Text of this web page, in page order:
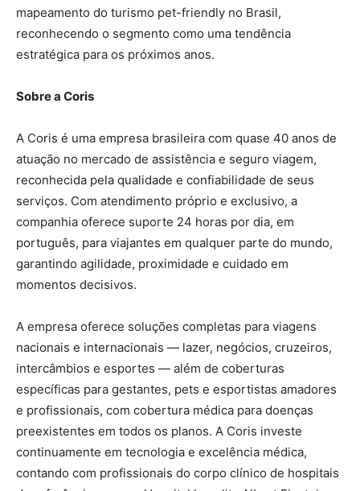
mapeamento do turismo pet-friendly no Brasil,
reconhecendo o segmento como uma tendência
estratégica para os próximos anos.
Sobre a Coris
A Coris é uma empresa brasileira com quase 40 anos de
atuação no mercado de assistência e seguro viagem,
reconhecida pela qualidade e confiabilidade de seus
serviços. Com atendimento próprio e exclusivo, a
companhia oferece suporte 24 horas por dia, em
português, para viajantes em qualquer parte do mundo,
garantindo agilidade, proximidade e cuidado em
momentos decisivos.
A empresa oferece soluções completas para viagens
nacionais e internacionais — lazer, negócios, cruzeiros,
intercâmbios e esportes — além de coberturas
específicas para gestantes, pets e esportistas amadores
e profissionais, com cobertura médica para doenças
preexistentes em todos os planos. A Coris investe
continuamente em tecnologia e excelência médica,
contando com profissionais do corpo clínico de hospitais